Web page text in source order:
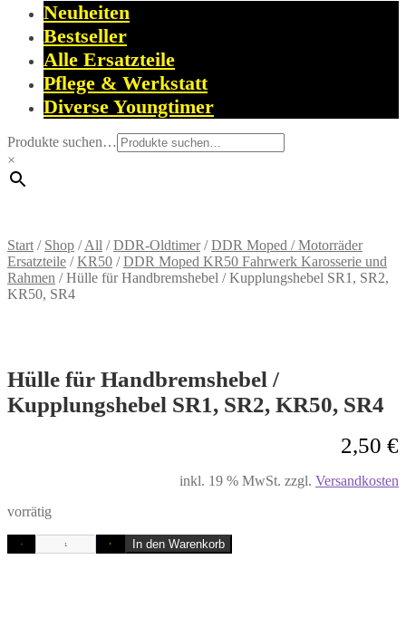
Neuheiten
Bestseller
Alle Ersatzteile
Pflege & Werkstatt
Diverse Youngtimer
Produkte suchen…
×
Start / Shop /All /DDR-Oldtimer/DDR Moped / Motorräder
Ersatzteile /KR50 /DDR Moped KR50 Fahrwerk Karosserie und
Rahmen /Hülle für Handbremshebel / Kupplungshebel SR1, SR2,
KR50, SR4
Hülle für Handbremshebel /
Kupplungshebel SR1, SR2, KR50, SR4
2,50 €
inkl. 19 % MwSt. zzgl. Versandkosten
vorrätig
- + In den Warenkorb